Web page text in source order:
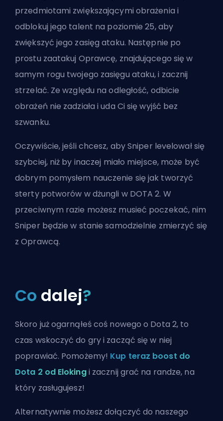
przedmiotami zwiększającymi obrażenia i
odblokuj jego talent na poziomie 25, aby
zwiększyć jego zasięg ataku. Następnie po
prostu zaatakuj Oprawcę, znajdującego się w
samym rogu twojego zasięgu ataku, i zacznij
strzelać. Ze względu na odległość, odbicie
obrażeń nie zadziała i uda Ci się wyjść bez
szwanku.
Oczywiście, jeśli chcesz, aby Sniper levelował się
szybciej, niż by inaczej miało miejsce, może być
dobrym pomysłem nauczenie sięjak tworzyć
sterty potworów w dżungli w DOTA 2. W
przeciwnym razie możesz musieć poczekać, nim
Sniper będzie w stanie samodzielnie zmierzyć się
z Oprawcą.
Co dalej?
Skoro już ogarnąłeś coś nowego o Dota 2, to
czas wskoczyć do gry i zacząć się w niej
poprawiać. Pomożemy! Kup teraz boost do
Dota 2 od Elokingi zacznij grać na randze, na
który zasługujesz!
Alternatywnie możeszdołączyć do naszego